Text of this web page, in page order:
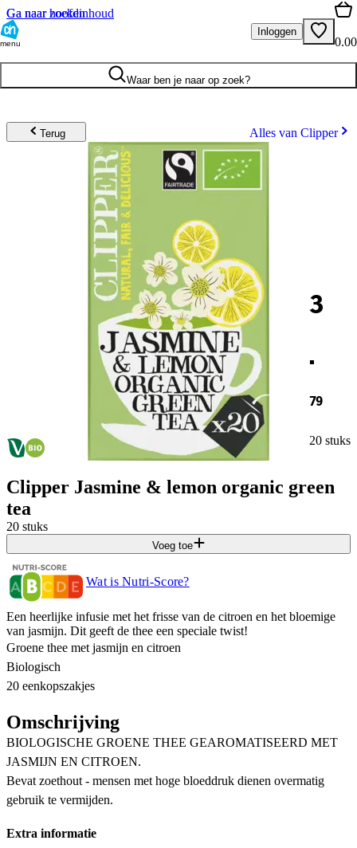
Ga naar hoofdinhoud
Ga naar zoeken
menu
Inloggen
0.00
Waar ben je naar op zoek?
Terug Alles van Clipper
3
.
79
20 stuks
Clipper Jasmine & lemon organic green
tea
20 stuks
Voeg toe
Wat is Nutri-Score?
Een heerlijke infusie met het frisse van de citroen en het bloemige
van jasmijn. Dit geeft de thee een speciale twist!
Groene thee met jasmijn en citroen
Biologisch
20 eenkopszakjes
Omschrijving
BIOLOGISCHE GROENE THEE GEAROMATISEERD MET
JASMIJN EN CITROEN.
Bevat zoethout - mensen met hoge bloeddruk dienen overmatig
gebruik te vermijden.
Extra informatie